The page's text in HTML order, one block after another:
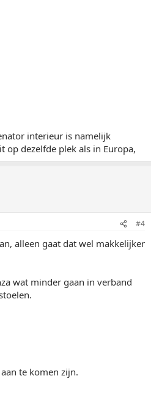
interieur is namelijk
op dezelfde plek als in Europa,
#4
alleen gaat dat wel makkelijker
wat minder gaan in verband
te komen zijn.